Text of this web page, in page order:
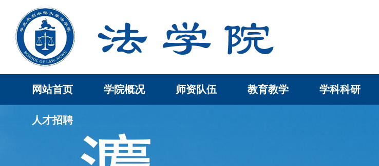
网站首页 学院概况 师资队伍 教育教学 学科科研
人才招聘